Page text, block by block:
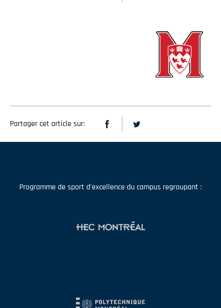
Partager cet article sur:
Programme de sport d'excellence du campus regroupant :